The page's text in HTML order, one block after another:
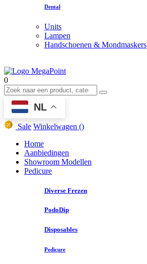
Dental
Units
Lampen
Handschoenen & Mondmaskers
0
NL
Sale Winkelwagen ()
Home
Aanbiedingen
Showroom Modellen
Pedicure
Diverse Frezen
PodoDip
Disposables
Pedicure